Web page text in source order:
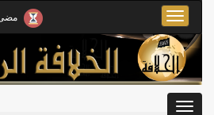
مضى
Toggle
navigation